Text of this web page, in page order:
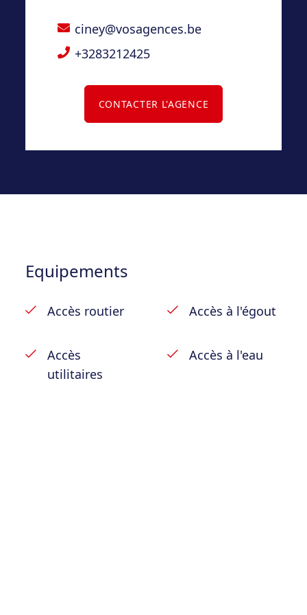
sein d’un lotissement de 5 parcelles
ciney@vosagences.be
+3283212425
CONTACTER L'AGENCE
Equipements
Accès routier Accès à l'égout
Accès
utilitaires
Accès à l'eau